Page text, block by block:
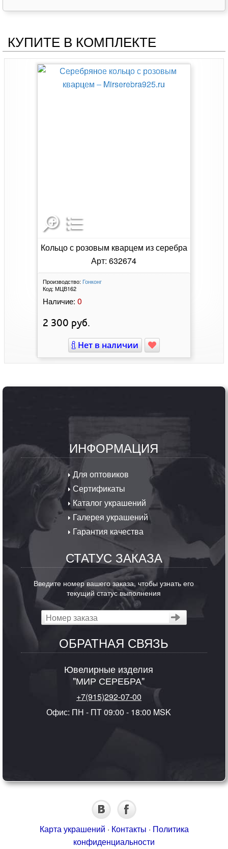
КУПИТЕ В КОМПЛЕКТЕ
Кольцо с розовым кварцем из серебра
Арт: 632674
Производство: Гонконг
Код: МЦВ162
Наличие: 0
2 300 руб.
Нет в наличии
ИНФОРМАЦИЯ
Для оптовиков
Сертификаты
Каталог украшений
Галерея украшений
Гарантия качества
СТАТУС ЗАКАЗА
Введите номер вашего заказа, чтобы узнать его
текущий статус выполнения
ОБРАТНАЯ СВЯЗЬ
Ювелирные изделия
"МИР СЕРЕБРА"
+7(915)292-07-00
Офис: ПН - ПТ 09:00 - 18:00 MSK
Карта украшений · Контакты · Политика
конфиденциальности